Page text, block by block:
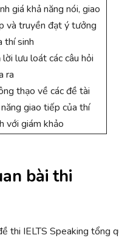
giá khả năng nói, giao
và truyền đạt ý tưởng
thí sinh
lời lưu loát các câu hỏi
ra
thạo về các đề tài
giao tiếp của thí
với giám khảo
bài thi